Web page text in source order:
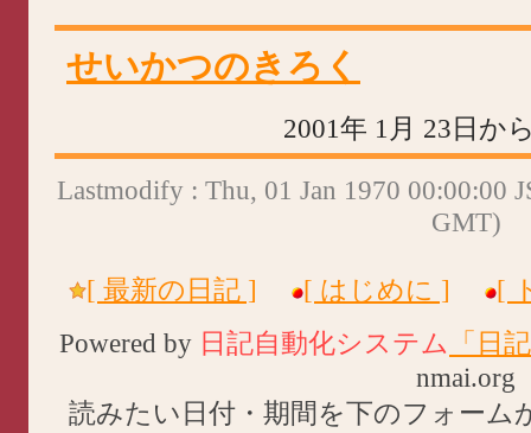
せいかつのきろく
2001年 1月 23日
Lastmodify : Thu, 01 Jan 1970 00:00:00
GMT)
[ 最新の日記 ] [ はじめに ]
[
Powered by 日記自動化システム
「日
nmai.org
読みたい日付・期間を下のフォー